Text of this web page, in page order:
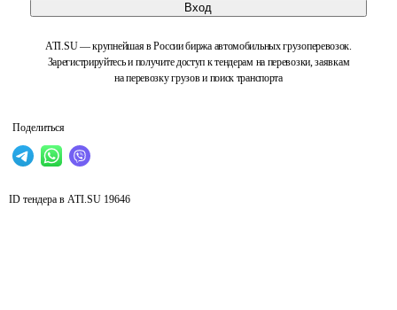
Вход
ATI.SU — крупнейшая в России биржа автомобильных грузоперевозок.
Зарегистрируйтесь и получите доступ к тендерам на перевозки, заявкам
на перевозку грузов и поиск транспорта
Поделиться
ID тендера в ATI.SU 19646